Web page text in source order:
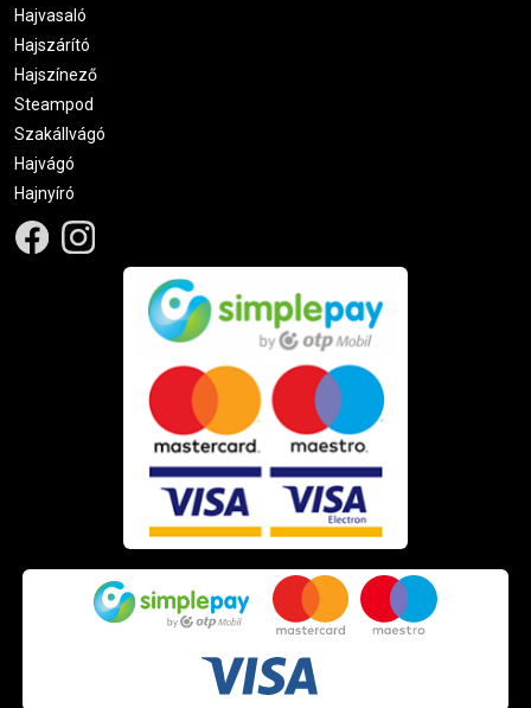
Hajvasaló
Hajszárító
Hajszínező
Steampod
Szakállvágó
Hajvágó
Hajnyíró